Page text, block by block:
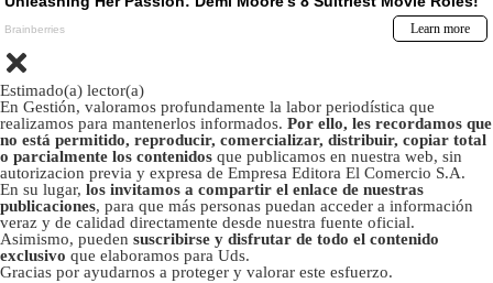
Estimado(a) lector(a)
En Gestión, valoramos profundamente la labor periodística que
realizamos para mantenerlos informados. Por ello, les recordamos que
no está permitido, reproducir, comercializar, distribuir, copiar total
o parcialmente los contenidos que publicamos en nuestra web, sin
autorizacion previa y expresa de Empresa Editora El Comercio S.A.
En su lugar, los invitamos a compartir el enlace de nuestras
publicaciones, para que más personas puedan acceder a información
veraz y de calidad directamente desde nuestra fuente oficial.
Asimismo, pueden suscribirse y disfrutar de todo el contenido
exclusivo que elaboramos para Uds.
Gracias por ayudarnos a proteger y valorar este esfuerzo.